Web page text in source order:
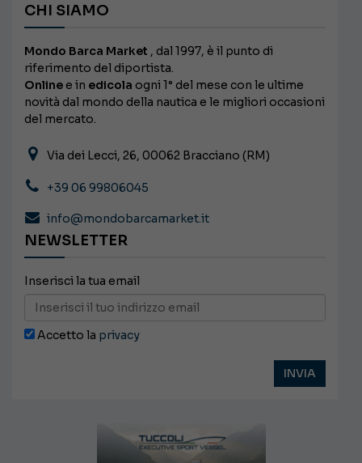
CHI SIAMO
Mondo Barca Market , dal 1997, è il punto di
riferimento del diportista.
Online e in edicola ogni 1° del mese con le ultime
novità dal mondo della nautica e le migliori occasioni
del mercato.
Via dei Lecci, 26, 00062 Bracciano (RM)
+39 06 99806045
info@mondobarcamarket.it
NEWSLETTER
Inserisci la tua email
Accetto la privacy